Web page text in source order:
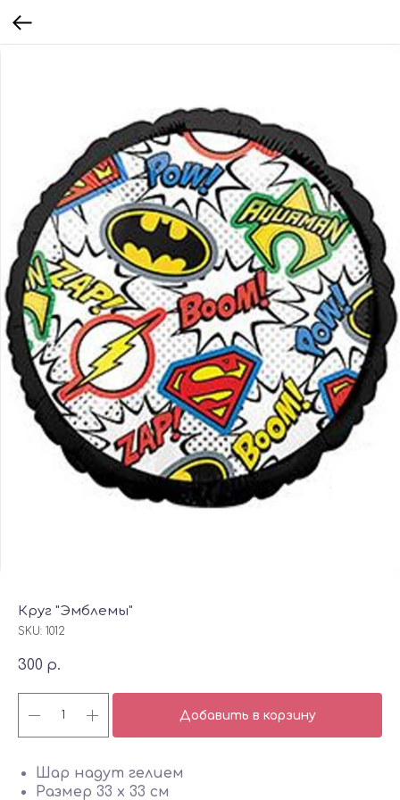
Круг "Эмблемы"
SKU: 1012
300 р.
Добавить в корзину
Шар надут гелием
Размер 33 х 33 см